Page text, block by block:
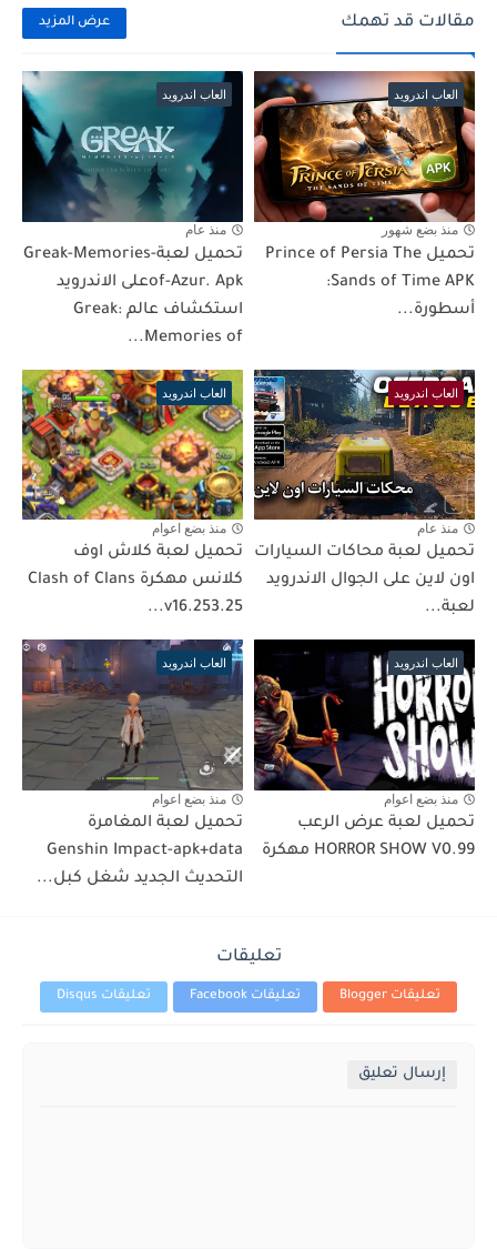
مقالات قد تهمك عرض المزيد
العاب اندرويد
منذ بضع شهور
تحميل Prince of Persia The
Sands of Time APK:
أسطورة...
العاب اندرويد
منذ عام
تحميل لعبةGreak-Memories-
of-Azur. Apkعلى الاندرويد
استكشاف عالم Greak:
Memories of...
العاب اندرويد
منذ عام
تحميل لعبة محاكات السيارات
اون لاين على الجوال الاندرويد
لعبة...
العاب اندرويد
منذ بضع اعوام
تحميل لعبة كلاش اوف
كلانس مهكرة Clash of Clans
v16.253.25...
العاب اندرويد
منذ بضع اعوام
تحميل لعبة عرض الرعب
HORROR SHOW V0.99 مهكرة
العاب اندرويد
منذ بضع اعوام
تحميل لعبة المغامرة
‏Genshin Impact-apk+data
تعليقات
تعليقات Blogger تعليقات Facebook تعليقات Disqus
إرسال تعليق